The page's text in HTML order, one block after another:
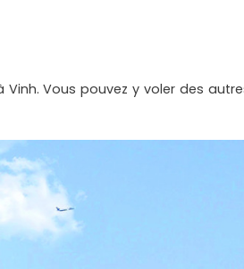
Vous pouvez y voler des